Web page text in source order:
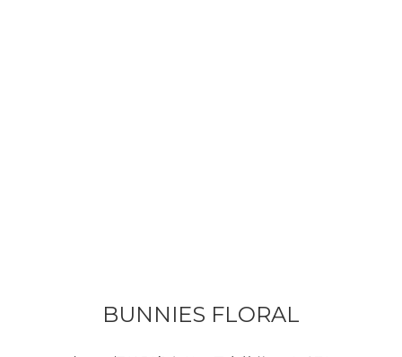
BUNNIES FLORAL